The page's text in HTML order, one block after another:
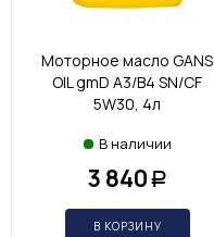
Моторное масло GANS
OIL gmD A3/B4 SN/CF
5W30, 4л
В наличии
3 840 Р
В КОРЗИНУ